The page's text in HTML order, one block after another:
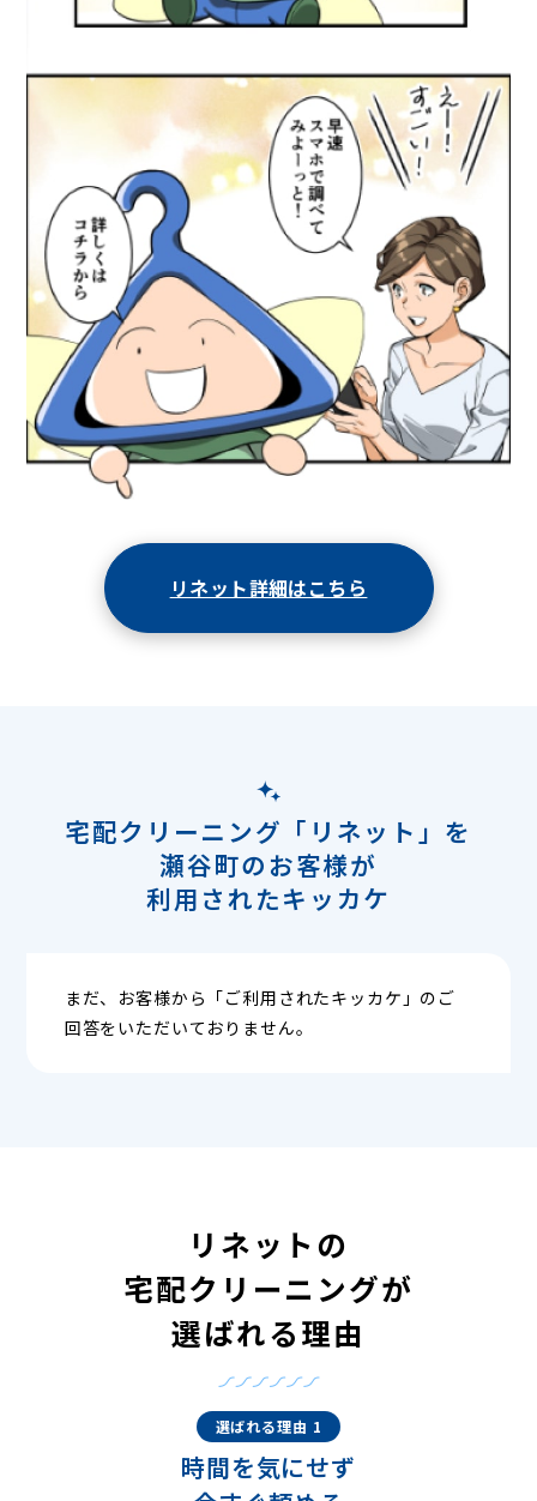
リネット詳細はこちら
宅配クリーニング「リネット」を
瀬谷町のお客様が
利用されたキッカケ
まだ、お客様から「ご利用されたキッカケ」のご
回答をいただいておりません。
リネットの
宅配クリーニングが
選ばれる理由
選ばれる理由 1
時間を気にせず